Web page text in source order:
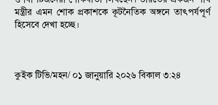
মন্ত্রীর এমন শোক প্রকাশকে কূটনৈতিক অঙ্গনে তাৎপর্যপূর্ণ
হিসেবে দেখা হচ্ছে।
কুইক টিভি/মহন/ ০১ জানুয়ারি ২০২৬ বিকাল ৩:২৪